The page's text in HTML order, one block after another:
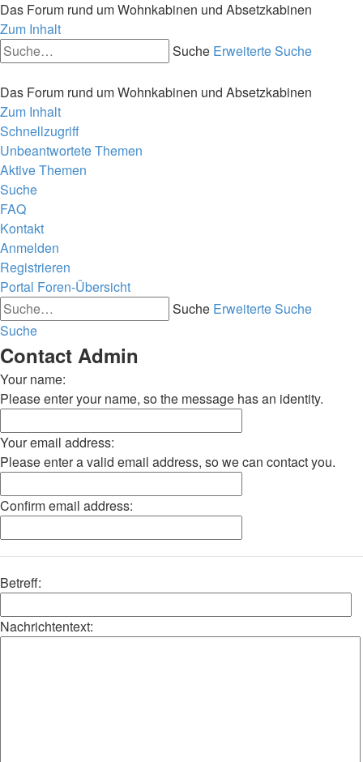
Das Forum rund um Wohnkabinen und Absetzkabinen
Zum Inhalt
Suche Erweiterte Suche
Das Forum rund um Wohnkabinen und Absetzkabinen
Zum Inhalt
Schnellzugriff
Unbeantwortete Themen
Aktive Themen
Suche
FAQ
Kontakt
Anmelden
Registrieren
Portal Foren-Übersicht
Suche Erweiterte Suche
Suche
Contact Admin
Your name:
Please enter your name, so the message has an identity.
Your email address:
Please enter a valid email address, so we can contact you.
Confirm email address:
Betreff:
Nachrichtentext: